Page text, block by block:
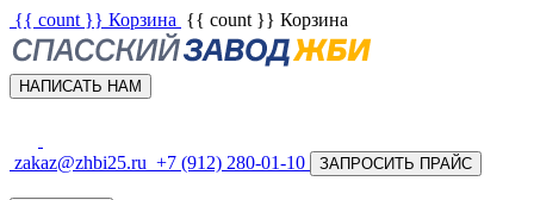
{{ count }} Корзина {{ count }} Корзина
НАПИСАТЬ НАМ
zakaz@zhbi25.ru +7 (912) 280-01-10 ЗАПРОСИТЬ ПРАЙС